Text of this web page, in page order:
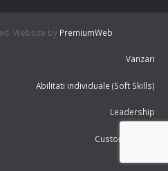
Website by PremiumWeb
Vanzari
Abilitati individuale (Soft Skills)
Leadership
Customer Care